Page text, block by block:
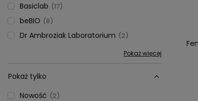
Basiclab 17
beBIO 8
Dr Ambroziak Laboratorium 2
Pokaż więcej
Pokaż tylko
Nowość
2